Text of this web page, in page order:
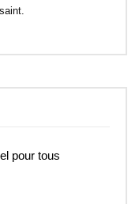
pour tous